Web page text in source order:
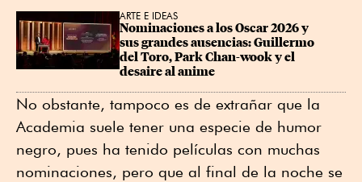
ARTE E IDEAS
Nominaciones a los Oscar 2026 y
sus grandes ausencias: Guillermo
del Toro, Park Chan-wook y el
desaire al anime
No obstante, tampoco es de extrañar que la
Academia suele tener una especie de humor
negro, pues ha tenido películas con muchas
nominaciones, pero que al final de la noche se